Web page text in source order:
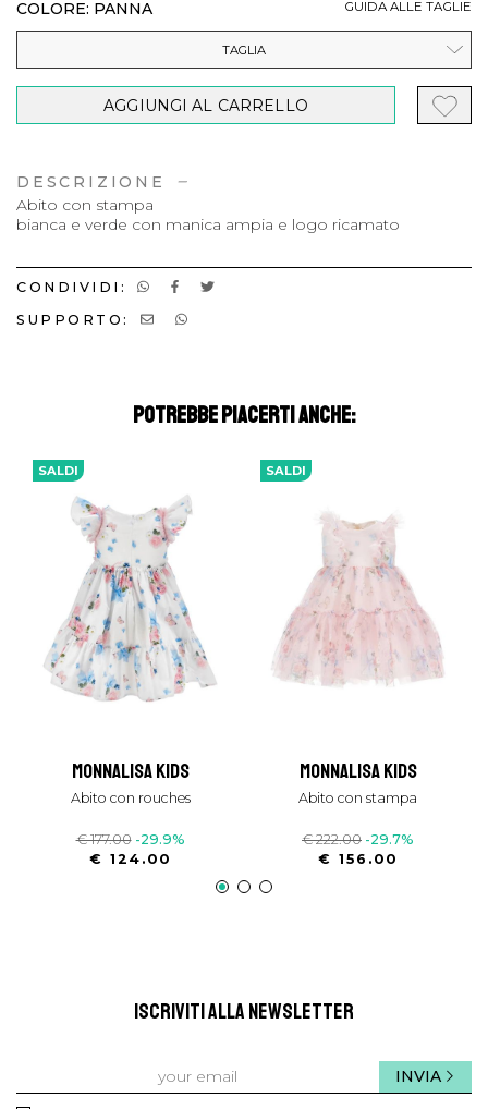
COLORE: PANNA GUIDA ALLE TAGLIE
TAGLIA
AGGIUNGI AL CARRELLO
DESCRIZIONE
Abito con stampa
bianca e verde con manica ampia e logo ricamato
CONDIVIDI:
SUPPORTO:
POTREBBE PIACERTI ANCHE:
SALDI
monnalisa kids
abito con rouches
€ 177.00 -29.9%
€ 124.00
SALDI
monnalisa kids
abito con stampa
€ 222.00 -29.7%
€ 156.00
ISCRIVITI ALLA NEWSLETTER
INVIA